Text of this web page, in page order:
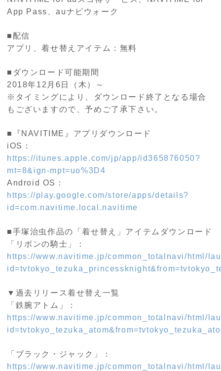
App Pass、auナビウォーク
■配信
アプリ、着せ替えアイテム：無料
■ダウンロード可能期間
2018年12月6日（木）～
※タイミングにより、ダウンロード終了となる場合
もございますので、予めご了承下さい。
■『NAVITIME』アプリダウンロード
iOS：
https://itunes.apple.com/jp/app/id365876050?
mt=8&ign-mpt=uo%3D4
Android OS：
https://play.google.com/store/apps/details?
id=com.navitime.local.navitime
■手塚治虫作品の「着せ替え」アイテムダウンロード
「リボンの騎士」：
https://www.navitime.jp/common_totalnavi/html/
▼過去リリース着せ替え一覧
「鉄腕アトム」：
https://www.navitime.jp/common_totalnavi/html/
「ブラック・ジャック」：
https://www.navitime.jp/common_totalnavi/html/